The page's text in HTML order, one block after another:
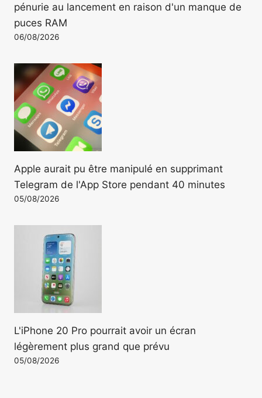
pénurie au lancement en raison d'un manque de
puces RAM
06/08/2026
Apple aurait pu être manipulé en supprimant
Telegram de l'App Store pendant 40 minutes
05/08/2026
L'iPhone 20 Pro pourrait avoir un écran
légèrement plus grand que prévu
05/08/2026